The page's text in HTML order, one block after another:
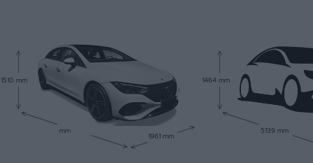
1510 mm
mm
1961 mm
1464 mm
5139 mm